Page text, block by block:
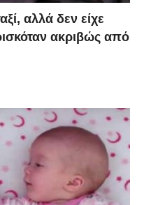
αλλά δεν είχε
ακριβώς από